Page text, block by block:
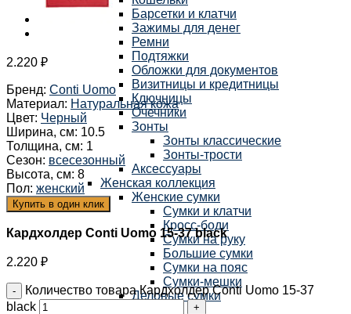
Барсетки и клатчи
Зажимы для денег
Ремни
Подтяжки
Обложки для документов
Визитницы и кредитницы
Ключницы
Очечники
Зонты
Зонты классические
Зонты-трости
Аксессуары
Женская коллекция
Женские сумки
Сумки и клатчи
Кросс-боди
Сумки на руку
Большие сумки
Сумки на пояс
Сумки-мешки
Деловые сумки
2.220 ₽
Бренд: Conti Uomo
Материал: Натуральная кожа
Цвет: Черный
Ширина, см: 10.5
Толщина, см: 1
Сезон: всесезонный
Высота, см: 8
Пол: женский
Купить в один клик
Кардхолдер Conti Uomo 15-37 black
2.220 ₽
Количество товара Кардхолдер Conti Uomo 15-37
black